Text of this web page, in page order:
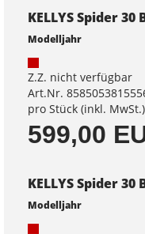
KELLYS Spider 30
Modelljahr
Z.Z. nicht verfügbar
Art.Nr.
pro Stück (inkl. MwSt.)
599,00
KELLYS Spider 30
Modelljahr